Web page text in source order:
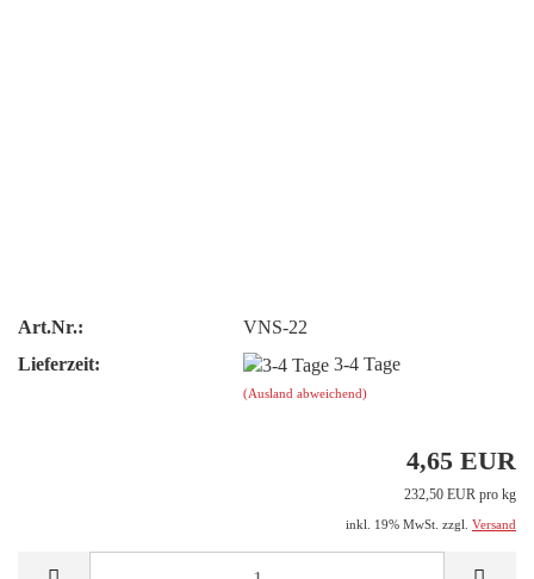
Art.Nr.:
VNS-22
Lieferzeit:
3-4 Tage
(Ausland abweichend)
4,65 EUR
232,50 EUR pro kg
inkl. 19% MwSt. zzgl. Versand